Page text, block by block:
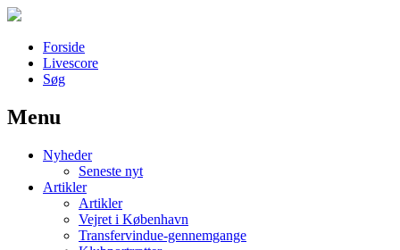
Forside
Livescore
Søg
Наши партнеры
лучшие займы
Menu
Nyheder
Seneste nyt
Artikler
Artikler
Vejret i København
Transfervindue-gennemgange